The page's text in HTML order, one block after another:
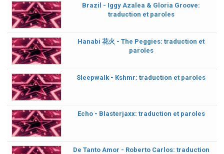
Brazil - Iggy Azalea & Gloria Groove:
traduction et paroles
Hanabi 花火 - The Peggies: traduction et
paroles
Sleepwalk - Kshmr: traduction et paroles
Echo - Blasterjaxx: traduction et paroles
De Tanto Amor - Roberto Carlos: traduction